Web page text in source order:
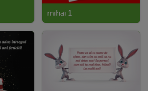
mihai 1